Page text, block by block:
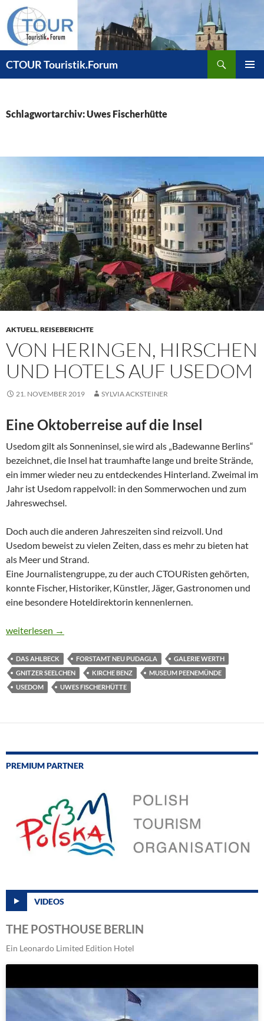
Zum
Inhalt
springen
CTOUR Touristik.Forum
Schlagwortarchiv: Uwes Fischerhütte
AKTUELL,REISEBERICHTE
VON HERINGEN, HIRSCHEN
UND HOTELS AUF USEDOM
21. NOVEMBER 2019 SYLVIA ACKSTEINER
Eine Oktoberreise auf die Insel
Usedom gilt als Sonneninsel, sie wird als „Badewanne Berlins“
bezeichnet, die Insel hat traumhafte lange und breite Strände,
ein immer wieder neu zu entdeckendes Hinterland. Zweimal im
Jahr ist Usedom rappelvoll: in den Sommerwochen und zum
Jahreswechsel.
Doch auch die anderen Jahreszeiten sind reizvoll. Und
Usedom beweist zu vielen Zeiten, dass es mehr zu bieten hat
als Meer und Strand.
Eine Journalistengruppe, zu der auch CTOURisten gehörten,
konnte Fischer, Historiker, Künstler, Jäger, Gastronomen und
eine besondere Hoteldirektorin kennenlernen.
VON HERINGEN, HIRSCHEN UND HOTELS AUF USEDOM
weiterlesen →
DAS AHLBECK FORSTAMT NEU PUDAGLA
GALERIE WERTH
GNITZER SEELCHEN
KIRCHE BENZ
MUSEUM PEENEMÜNDE
USEDOM
UWES FISCHERHÜTTE
PREMIUM PARTNER
VIDEOS
THE POSTHOUSE BERLIN
Ein Leonardo Limited Edition Hotel